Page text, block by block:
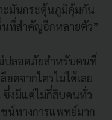
าะมันกระตุ้นภูมิคุ้มกัน
นที่สำคัญอีกหลายตัว”
ปลอดภัยสำหรับคนที่
อดจากใครไม่ได้เลย
งมีแค่ไม่กี่สิบคนทั่ว
น์ทางการแพทย์มาก